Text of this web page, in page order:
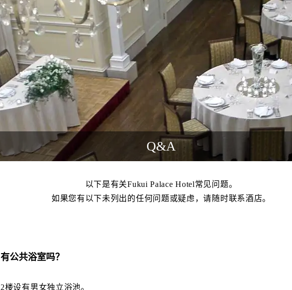
Q&A
以下是有关Fukui Palace Hotel常见问题。
如果您有以下未列出的任何问题或疑虑，请随时联系酒店。
有公共浴室吗？
2楼设有男女独立浴池。